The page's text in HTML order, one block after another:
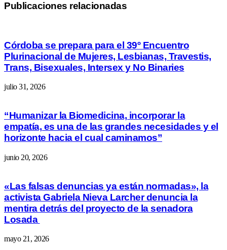
Publicaciones relacionadas
Córdoba se prepara para el 39º Encuentro
Plurinacional de Mujeres, Lesbianas, Travestis,
Trans, Bisexuales, Intersex y No Binaries
julio 31, 2026
“Humanizar la Biomedicina, incorporar la
empatía, es una de las grandes necesidades y el
horizonte hacia el cual caminamos”
junio 20, 2026
«Las falsas denuncias ya están normadas», la
activista Gabriela Nieva Larcher denuncia la
mentira detrás del proyecto de la senadora
Losada
mayo 21, 2026